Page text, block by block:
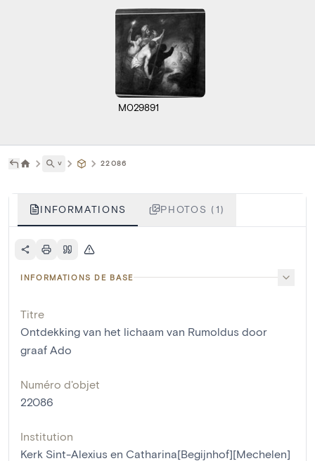
M029891
˅ 22086
INFORMATIONS PHOTOS (1)
INFORMATIONS DE BASE
Titre
Ontdekking van het lichaam van Rumoldus door
graaf Ado
Numéro d'objet
22086
Institution
Kerk Sint-Alexius en Catharina[Begijnhof][Mechelen]